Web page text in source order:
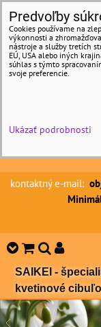
kontaktný e-mail:
Minimálna
SAIKEI -
kvetinové
Predvoľby
Cookies používame na
výkonnosti a
nástroje a služby tretích
EÚ, USA alebo iných
súhlas s týmto
svoje preferencie.
Ukázať podrobnosti